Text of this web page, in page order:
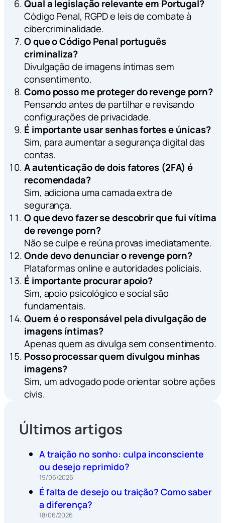
Qual a legislação relevante em Portugal?
Código Penal, RGPD e leis de combate à
cibercriminalidade.
O que o Código Penal português
criminaliza?
Divulgação de imagens íntimas sem
consentimento.
Como posso me proteger do revenge porn?
Pensando antes de partilhar e revisando
configurações de privacidade.
É importante usar senhas fortes e únicas?
Sim, para aumentar a segurança digital das
contas.
A autenticação de dois fatores (2FA) é
recomendada?
Sim, adiciona uma camada extra de
segurança.
O que devo fazer se descobrir que fui vítima
de revenge porn?
Não se culpe e reúna provas imediatamente.
Onde devo denunciar o revenge porn?
Plataformas online e autoridades policiais.
É importante procurar apoio?
Sim, apoio psicológico e social são
fundamentais.
Quem é o responsável pela divulgação de
imagens íntimas?
Apenas quem as divulga sem consentimento.
Posso processar quem divulgou minhas
imagens?
Sim, um advogado pode orientar sobre ações
civis.
Últimos artigos
A traição no sonho: culpa inconsciente
ou desejo reprimido?
19/06/2026
É falta de desejo ou traição? Como saber
a diferença?
18/06/2026